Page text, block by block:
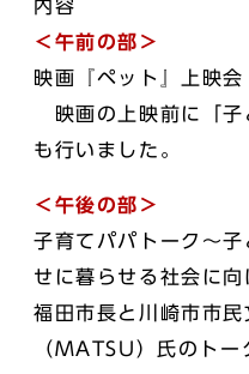
内容
＜午前の部＞
映画『ペット』上映会
映画の上映前に「子
も行いました。
＜午後の部＞
子育てパパトーク～
せに暮らせる社会に向
福田市長と川崎市市
（MATSU）氏のトー